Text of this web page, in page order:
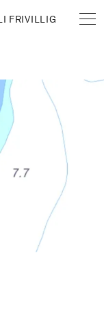
FRIVILLIG